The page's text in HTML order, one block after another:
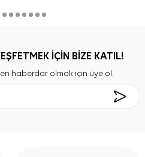
İÇİN BİZE KATIL!
haberdar olmak için üye ol.